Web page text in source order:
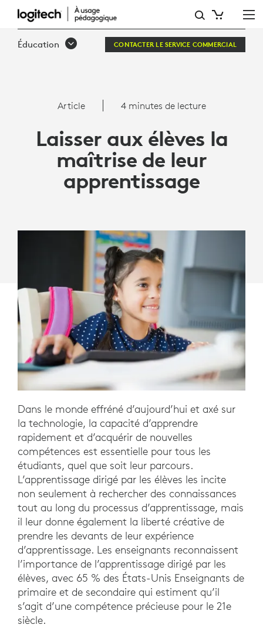
LAISSER
AUX
MAÎTRISE
LEUR
APPRENTISSAGE
Éducation CONTACTER LE SERVICE COMMERCIAL
Article 4 minutes de lecture
Laisser aux élèves la
maîtrise de leur
apprentissage
Dans le monde effréné d’aujourd’hui et axé sur
la technologie, la capacité d’apprendre
rapidement et d’acquérir de nouvelles
compétences est essentielle pour tous les
étudiants, quel que soit leur parcours.
L’apprentissage dirigé par les élèves les incite
non seulement à rechercher des connaissances
tout au long du processus d’apprentissage, mais
il leur donne également la liberté créative de
prendre les devants de leur expérience
d’apprentissage. Les enseignants reconnaissent
l’importance de l’apprentissage dirigé par les
élèves, avec 65 % des États-Unis Enseignants de
primaire et de secondaire qui estiment qu’il
s’agit d’une compétence précieuse pour le 21e
siècle.